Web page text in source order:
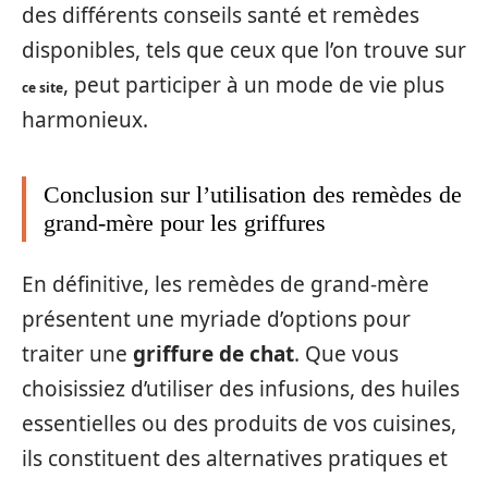
des différents conseils santé et remèdes
disponibles, tels que ceux que l’on trouve sur
ce site, peut participer à un mode de vie plus
harmonieux.
Conclusion sur l’utilisation des remèdes de
grand-mère pour les griffures
En définitive, les remèdes de grand-mère
présentent une myriade d’options pour
traiter une griffure de chat. Que vous
choisissiez d’utiliser des infusions, des huiles
essentielles ou des produits de vos cuisines,
ils constituent des alternatives pratiques et